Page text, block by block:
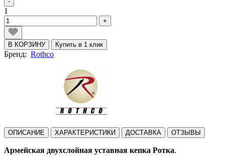
1
+
В КОРЗИНУ Купить в 1 клик
Бренд: Rothco
ОПИСАНИЕ ХАРАКТЕРИСТИКИ ДОСТАВКА ОТЗЫВЫ
Армейская двухслойная уставная кепка Ротка.